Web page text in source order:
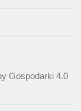
Gospodarki 4.0